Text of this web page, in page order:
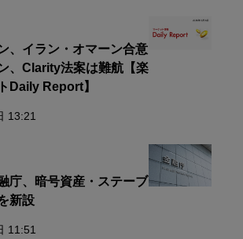
、イラン・オマーン合意
、Clarity法案は難航【楽
Daily Report】
13:21
庁、暗号資産・ステーブ
新設
11:51